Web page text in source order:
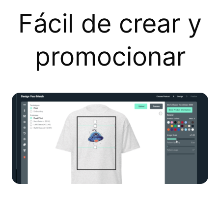
Fácil de crear y
promocionar